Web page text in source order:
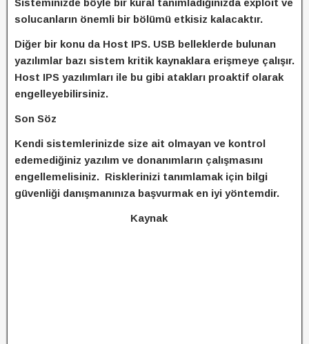
Sisteminizde böyle bir kural tanımladığınızda exploit ve
solucanların önemli bir bölümü etkisiz kalacaktır.
Diğer bir konu da Host IPS. USB belleklerde bulunan
yazılımlar bazı sistem kritik kaynaklara erişmeye çalışır.
Host IPS yazılımları ile bu gibi atakları proaktif olarak
engelleyebilirsiniz.
Son Söz
Kendi sistemlerinizde size ait olmayan ve kontrol
edemediğiniz yazılım ve donanımların çalışmasını
engellemelisiniz. Risklerinizi tanımlamak için bilgi
güvenliği danışmanınıza başvurmak en iyi yöntemdir.
Kaynak